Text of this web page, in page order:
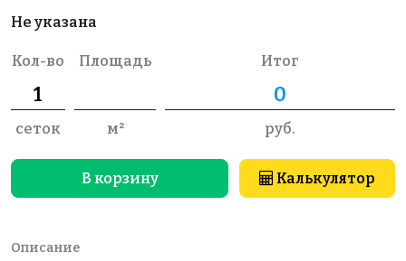
Не указана
Кол-во
сеток
Площадь
м²
Итог
руб.
В корзину Калькулятор
Описание